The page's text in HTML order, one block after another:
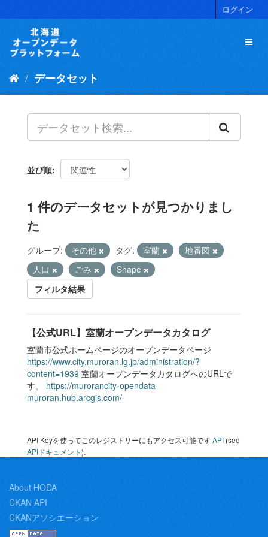
キ
ログイン
データセット
並び順
1 件のデータセットが見つかりまし
た
グループ: その他 タグ: 室蘭
地番図
人口
ごみ
Shape
フィルタ結果
【公式URL】室蘭オープンデータカタログ
室蘭市公式ホームページのオープンデータページ
https://www.city.muroran.lg.jp/administration/?
content=1939 室蘭オープンデータカタログへのURLで
す。 https://murorancity-opendata-
muroran.hub.arcgis.com/
API Keyを使ってこのレジストリーにもアクセス可能ですAPI (see
APIドキュメント).
About HODA
CKAN API
CKANアソシエーション